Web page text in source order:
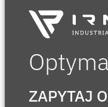
ZAPYTAJ